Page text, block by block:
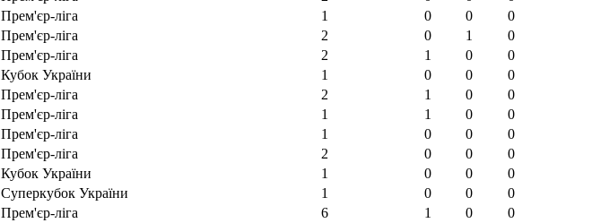
Прем'єр-ліга 1 0 0
0
Прем'єр-ліга 2 0 1
0
Прем'єр-ліга 2 1 0
0
Кубок України 1 0 0
0
Прем'єр-ліга 2 1 0
0
Прем'єр-ліга 1 1 0
0
Прем'єр-ліга 1 0 0
0
Прем'єр-ліга 2 0 0
0
Кубок України 1 0 0
0
Суперкубок України 1 0 0
0
Прем'єр-ліга 6 1 0
0